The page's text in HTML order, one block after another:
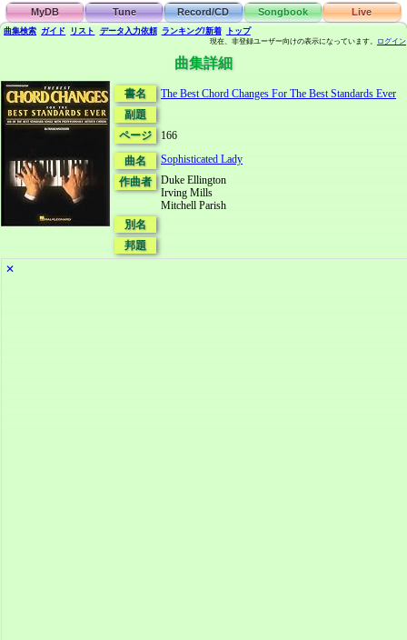
MyDB Tune Record/CD Songbook Live
曲集検索 ガイド リスト データ 入力依頼 ランキング/新着 トップ
現在、非登録ユーザー向けの表示になっています。 ログイン
曲集詳細
書名
The Best Chord Changes For The Best Standards Ever
副題
ページ
166
曲名
Sophisticated Lady
作曲者
Duke Ellington
Irving Mills
Mitchell Parish
別名
邦題
✕